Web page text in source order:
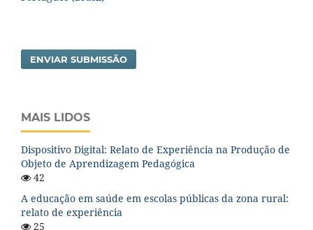
ENVIAR SUBMISSÃO
MAIS LIDOS
Dispositivo Digital: Relato de Experiência na Produção de
Objeto de Aprendizagem Pedagógica
42
A educação em saúde em escolas públicas da zona rural:
relato de experiência
25